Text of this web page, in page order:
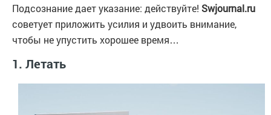
Подсознание дает указание: действуйте! Swjournal.ru
советует приложить усилия и удвоить внимание,
чтобы не упустить хорошее время…
1. Летать